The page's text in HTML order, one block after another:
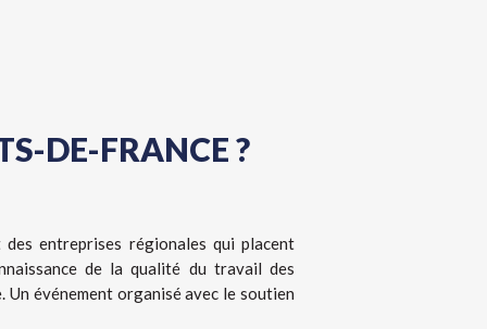
DE-FRANCE ?
entreprises régionales qui placent
de la qualité du travail des
événement organisé avec le soutien